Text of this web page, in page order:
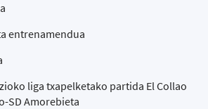
entrenamendua
liga txapelketako partida El Collao
SD Amorebieta